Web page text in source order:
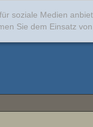
soziale Medien
Sie dem Einsatz